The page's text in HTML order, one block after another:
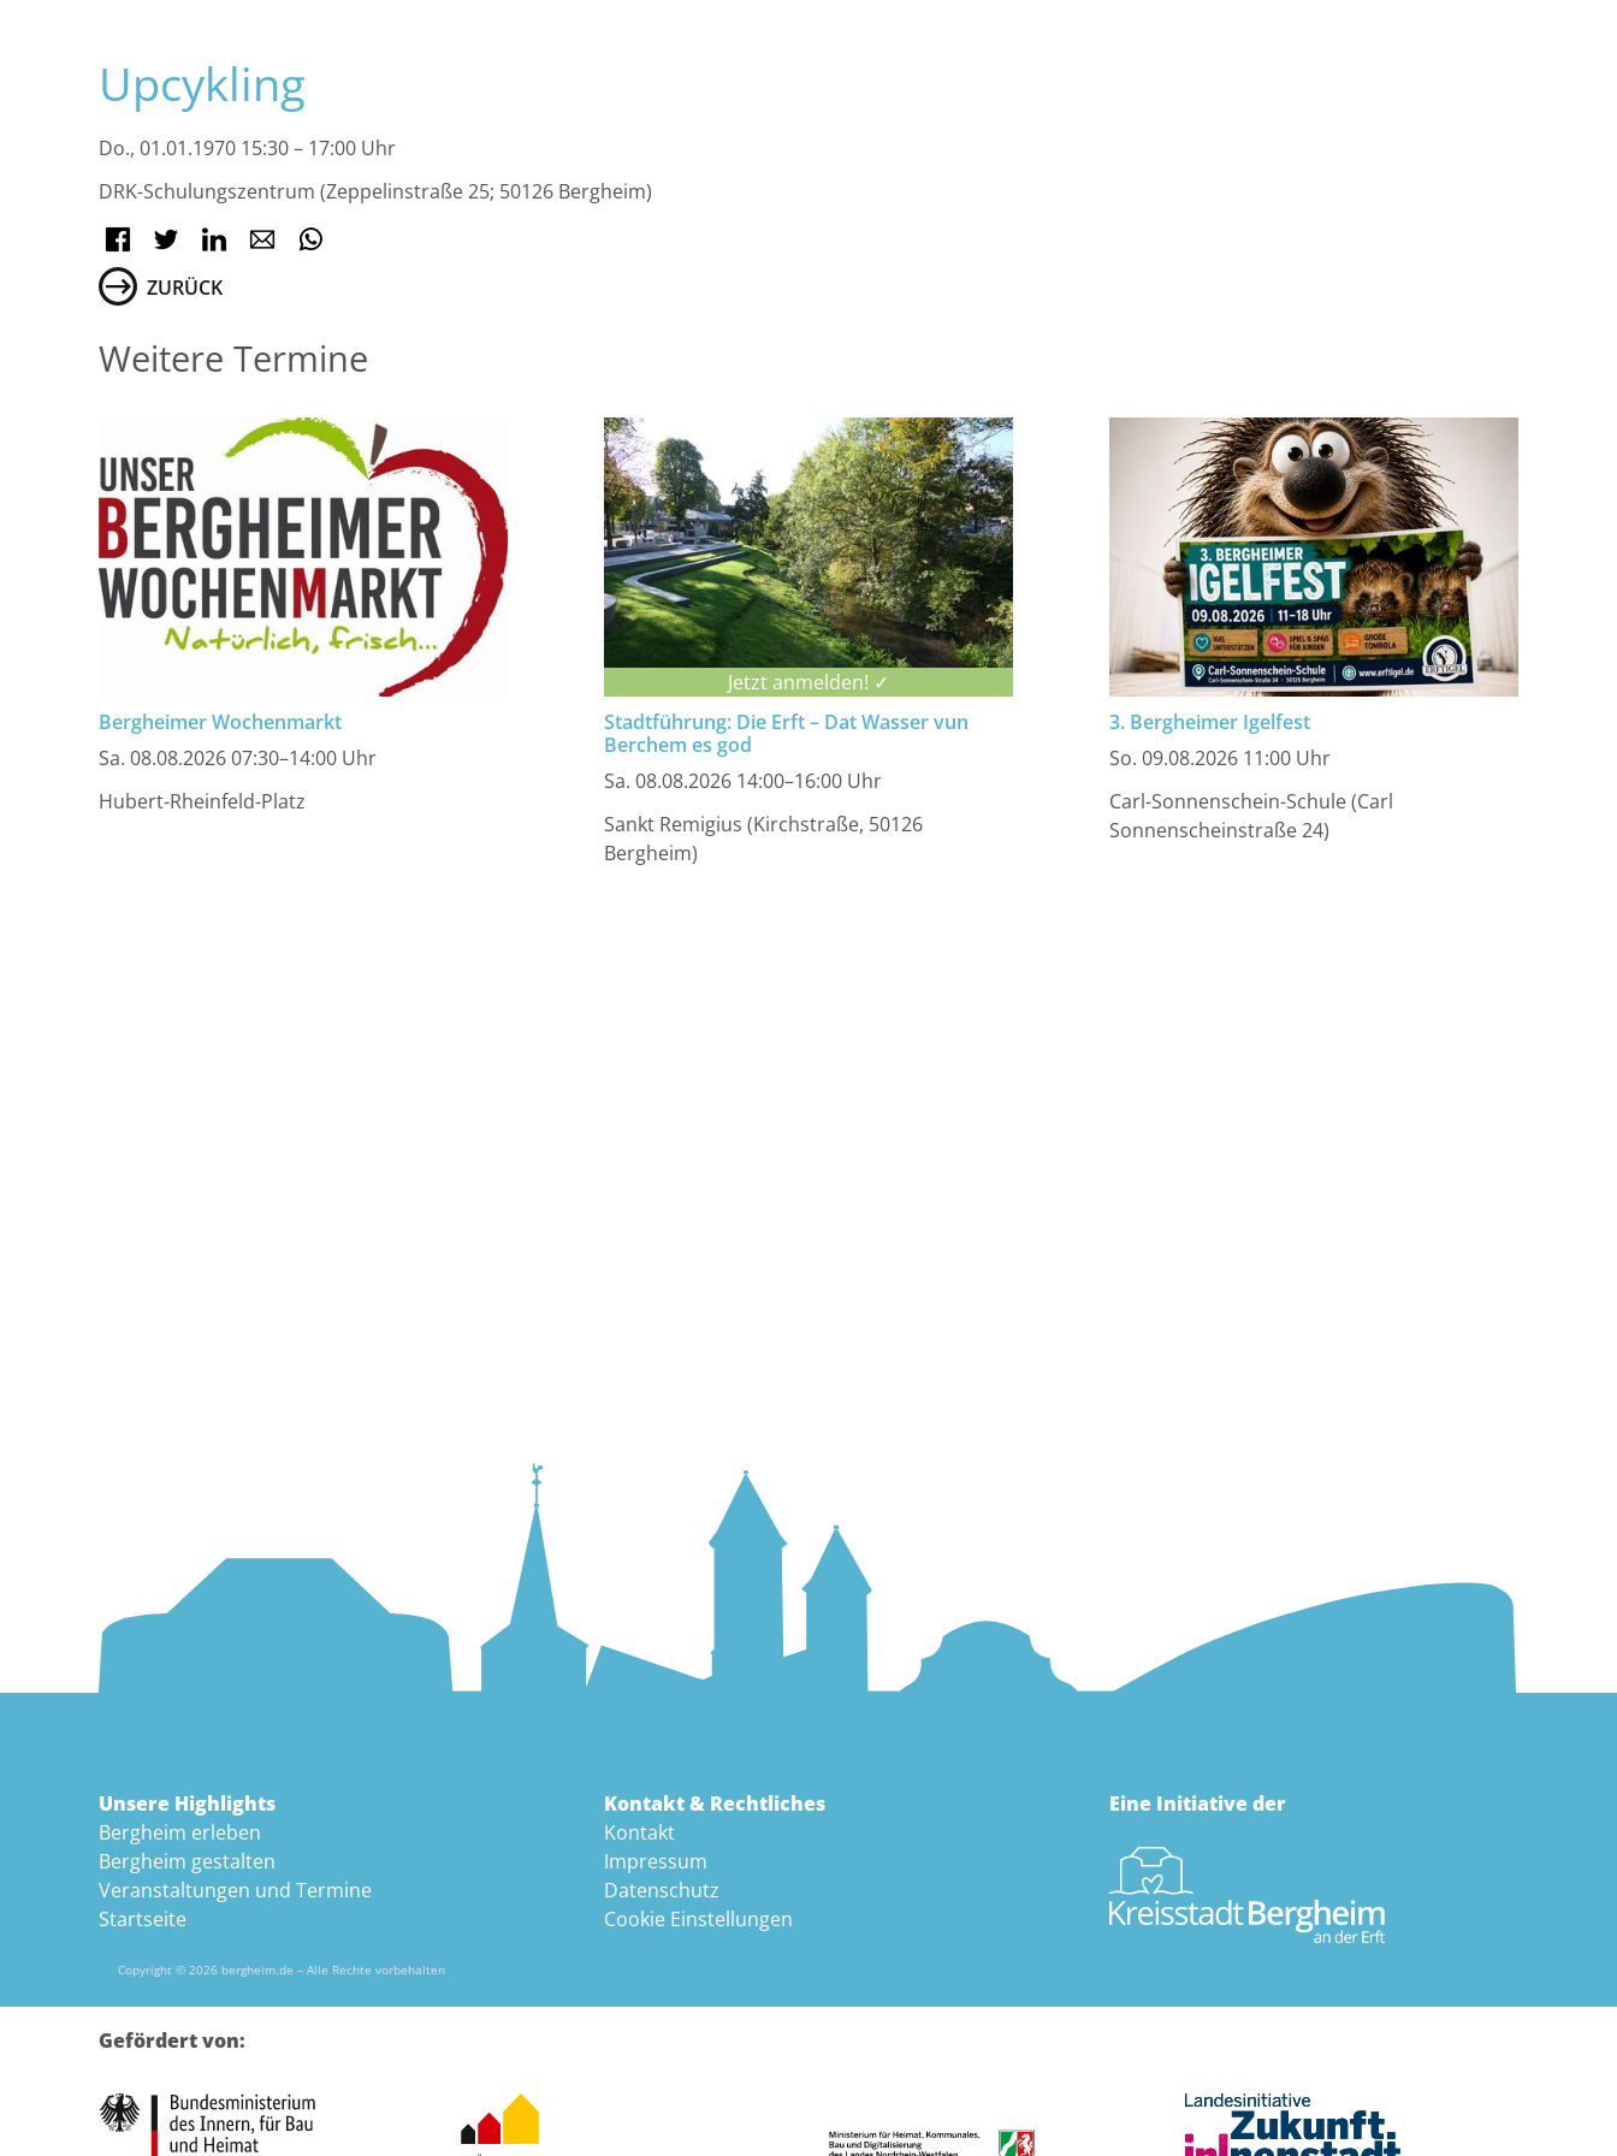
Upcykling
Do., 01.01.1970 15:30 – 17:00 Uhr
DRK-Schulungszentrum (Zeppelinstraße 25; 50126 Bergheim)
Facebook
Twitter LinkedInE-mail
ZURÜCK
Weitere Termine
Bergheimer Wochenmarkt
Sa. 08.08.2026 07:30–14:00 Uhr
Hubert-Rheinfeld-Platz
Jetzt anmelden! ✓
Stadtführung: Die Erft – Dat Wasser vun
Berchem es god
Sa. 08.08.2026 14:00–16:00 Uhr
Sankt Remigius (Kirchstraße, 50126
Bergheim)
3. Bergheimer Igelfest
So. 09.08.2026 11:00 Uhr
Carl-Sonnenschein-Schule (Carl
Sonnenscheinstraße 24)
Unsere Highlights
Bergheim erleben
Bergheim gestalten
Veranstaltungen und Termine
Startseite
Kontakt & Rechtliches
Kontakt
Impressum
Datenschutz
Cookie Einstellungen
Eine Initiative der
Copyright © 2026 bergheim.de – Alle Rechte vorbehalten
Gefördert von: